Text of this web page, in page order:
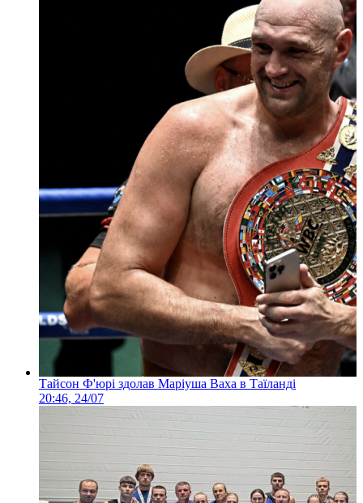
Тайсон Ф'юрі здолав Маріуша Ваха в Таїланді
20:46, 24/07